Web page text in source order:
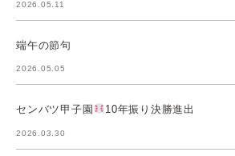
2026.05.11
端午の節句
2026.05.05
センバツ甲子園 10年振り決勝進出
2026.03.30